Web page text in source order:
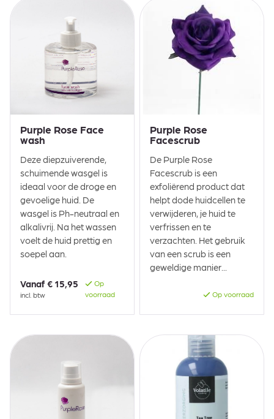
Purple Rose Face
wash
Deze diepzuiverende,
schuimende wasgel is
ideaal voor de droge en
gevoelige huid. De
wasgel is Ph-neutraal en
alkalivrij. Na het wassen
voelt de huid prettig en
soepel aan.
Vanaf € 15,95
incl. btw
Op
voorraad
Purple Rose
Facescrub
De Purple Rose
Facescrub is een
exfoliërend product dat
helpt dode huidcellen te
verwijderen, je huid te
verfrissen en te
verzachten. Het gebruik
van een scrub is een
geweldige manier...
Op voorraad